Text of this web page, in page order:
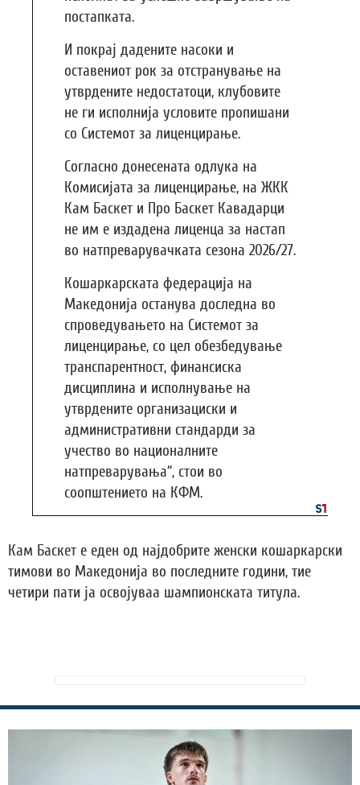
постапката.
И покрај дадените насоки и
оставениот рок за отстранување на
утврдените недостатоци, клубовите
не ги исполнија условите пропишани
со Системот за лиценцирање.
Согласно донесената одлука на
Комисијата за лиценцирање, на ЖКК
Кам Баскет и Про Баскет Кавадарци
не им е издадена лиценца за настап
во натпреварувачката сезона 2026/27.
Кошаркарската федерација на
Македонија останува доследна во
спроведувањето на Системот за
лиценцирање, со цел обезбедување
транспарентност, финансиска
дисциплина и исполнување на
утврдените организациски и
административни стандарди за
учество во националните
натпреварувања“, стои во
соопштението на КФМ.
Кам Баскет е еден од најдобрите женски кошаркарски
тимови во Македонија во последните години, тие
четири пати ја освојуваа шампионската титула.